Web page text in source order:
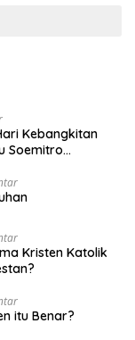
Kebangkitan
Soemitro
Nasional
Nasional dan
Kristen Katolik
itu Benar?